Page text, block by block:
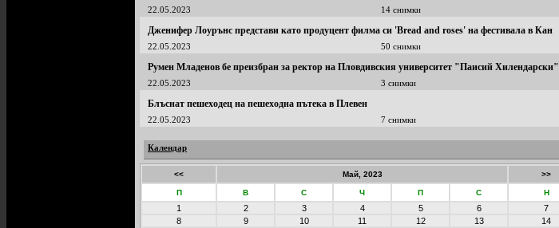
22.05.2023 14 снимки
Дженифер Лоурънс представи като продуцент филма си 'Bread and roses' на фестивала в Кан
22.05.2023 50 снимки
Румен Младенов бе преизбран за ректор на Пловдивския университет "Паисий Хилендарски"
22.05.2023 3 снимки
Блъснат пешеходец на пешеходна пътека в Плевен
22.05.2023 7 снимки
Календар
<< Май, 2023 >>
П В С Ч П С Н
1 2 3 4 5 6
7
8
9 10 11 12 13
14